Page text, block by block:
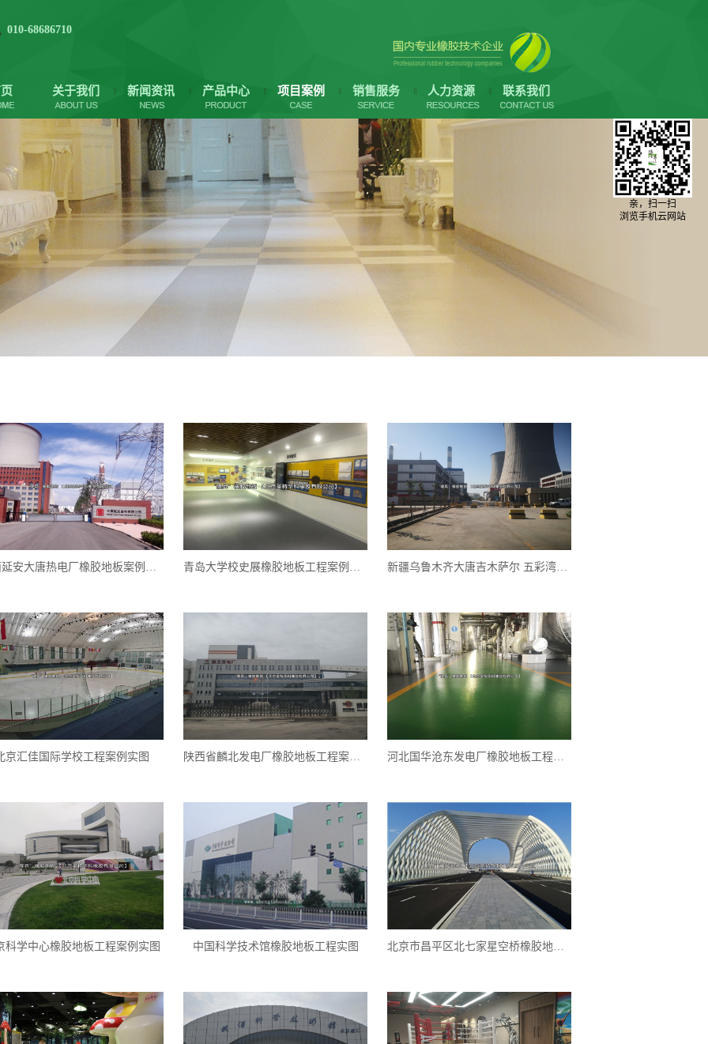
010-68686710
关于我们 新闻资讯 产品中心 项目案例 销售服务 人力资源 联系我们
陕西延安大唐热电厂橡胶地板案例实图 青岛大学校史展橡胶地板工程案例实图 新疆乌鲁木齐大唐吉木萨尔 五彩湾北一电厂
京汇佳国际学校工程案例实图 陕西省麟北发电厂橡胶地板工程案例实图 河北国华沧东发电厂橡胶地板工程案例实图
科学中心橡胶地板工程案例实图 中国科学技术馆橡胶地板工程实图 北京市昌平区北七家星空桥橡胶地板盲道工程案例实图
亲，扫一扫
浏览手机云网站